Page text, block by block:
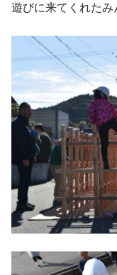
遊びに来てくれたみ